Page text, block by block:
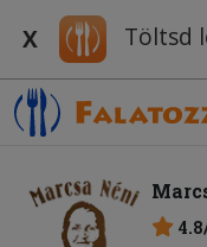
X Töltsd